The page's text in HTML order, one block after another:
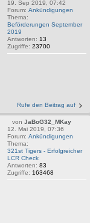
19. Sep 2019, 07:42
Forum:Ankündigungen
Thema:
Beförderungen September
2019
Antworten: 13
Zugriffe:23700
Rufe den Beitrag auf
vonJaBoG32_MKay
12. Mai 2019, 07:36
Forum:Ankündigungen
Thema:
321st Tigers - Erfolgreicher
LCR Check
Antworten:83
Zugriffe: 163468